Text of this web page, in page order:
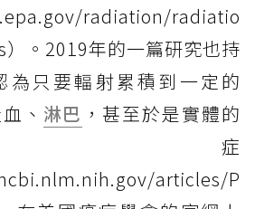
radiation/radiatio
。2019年的一篇研究也持
為只要輻射累積到一定的
、 淋巴 ，甚至於是實體的
症
articles/P